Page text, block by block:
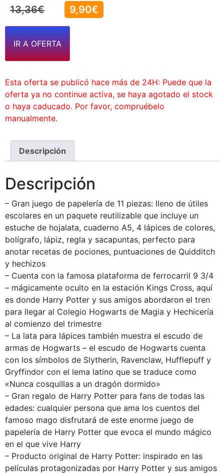
13,36€ 9,90€
IR A OFERTA
Esta oferta se publicó hace más de 24H: Puede que la
oferta ya no continue activa, se haya agotado el stock
o haya caducado. Por favor, compruébelo
manualmente.
Descripción
Descripción
– Gran juego de papelería de 11 piezas: lleno de útiles
escolares en un paquete reutilizable que incluye un
estuche de hojalata, cuaderno A5, 4 lápices de colores,
bolígrafo, lápiz, regla y sacapuntas, perfecto para
anotar recetas de pociones, puntuaciones de Quidditch
y hechizos
– Cuenta con la famosa plataforma de ferrocarril 9 3/4
– mágicamente oculto en la estación Kings Cross, aquí
es donde Harry Potter y sus amigos abordaron el tren
para llegar al Colegio Hogwarts de Magia y Hechicería
al comienzo del trimestre
– La lata para lápices también muestra el escudo de
armas de Hogwarts – el escudo de Hogwarts cuenta
con los símbolos de Slytherin, Ravenclaw, Hufflepuff y
Gryffindor con el lema latino que se traduce como
«Nunca cosquillas a un dragón dormido»
– Gran regalo de Harry Potter para fans de todas las
edades: cualquier persona que ama los cuentos del
famoso mago disfrutará de este enorme juego de
papelería de Harry Potter que evoca el mundo mágico
en el que vive Harry
– Producto original de Harry Potter: inspirado en las
películas protagonizadas por Harry Potter y sus amigos